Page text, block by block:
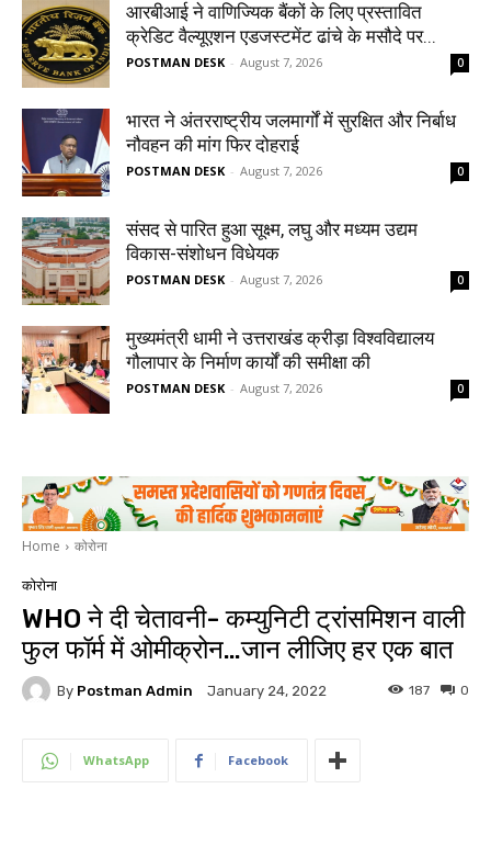
आरबीआई ने वाणिज्यिक बैंकों के लिए प्रस्तावित
क्रेडिट वैल्यूएशन एडजस्टमेंट ढांचे के मसौदे पर...
POSTMAN DESK - August 7, 2026 0
भारत ने अंतरराष्ट्रीय जलमार्गों में सुरक्षित और निर्बाध
नौवहन की मांग फिर दोहराई
POSTMAN DESK - August 7, 2026 0
संसद से पारित हुआ सूक्ष्म, लघु और मध्यम उद्यम
विकास-संशोधन विधेयक
POSTMAN DESK - August 7, 2026 0
मुख्यमंत्री धामी ने उत्तराखंड क्रीड़ा विश्वविद्यालय
गौलापार के निर्माण कार्यों की समीक्षा की
POSTMAN DESK - August 7, 2026 0